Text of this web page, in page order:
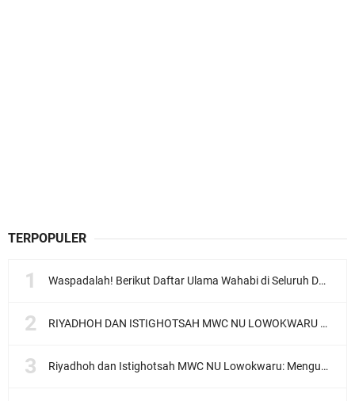
TERPOPULER
Waspadalah! Berikut Daftar Ulama Wahabi di Seluruh Dunia dan Karya-karyanya
RIYADHOH DAN ISTIGHOTSAH MWC NU LOWOKWARU Menyambut Muktamar NU ke-35, Meneguhkan Sanad Laku Para Muassis
Riyadhoh dan Istighotsah MWC NU Lowokwaru: Menguatkan Doa, Menjalin Ukhuwah Menyambut Muktamar NU ke-35